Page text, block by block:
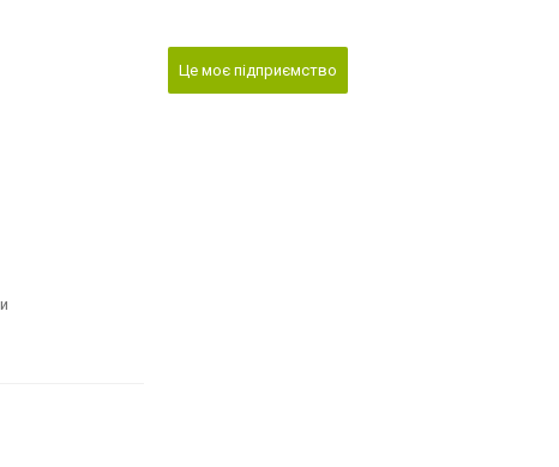
Це моє підприємство